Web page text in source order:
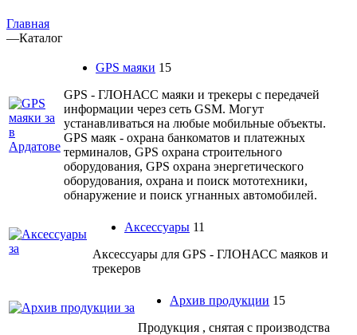
Главная
—Каталог
GPS маяки 15
GPS - ГЛОНАСС маяки и трекеры с передачей
информации через сеть GSM. Могут
устанавливаться на любые мобильные объекты.
GPS маяк - охрана банкоматов и платежных
терминалов, GPS охрана строительного
оборудования, GPS охрана энергетического
оборудования, охрана и поиск мототехники,
обнаружение и поиск угнанных автомобилей.
Аксессуары 11
Аксессуары для GPS - ГЛОНАСС маяков и
трекеров
Архив продукции 15
Продукция , снятая с производства